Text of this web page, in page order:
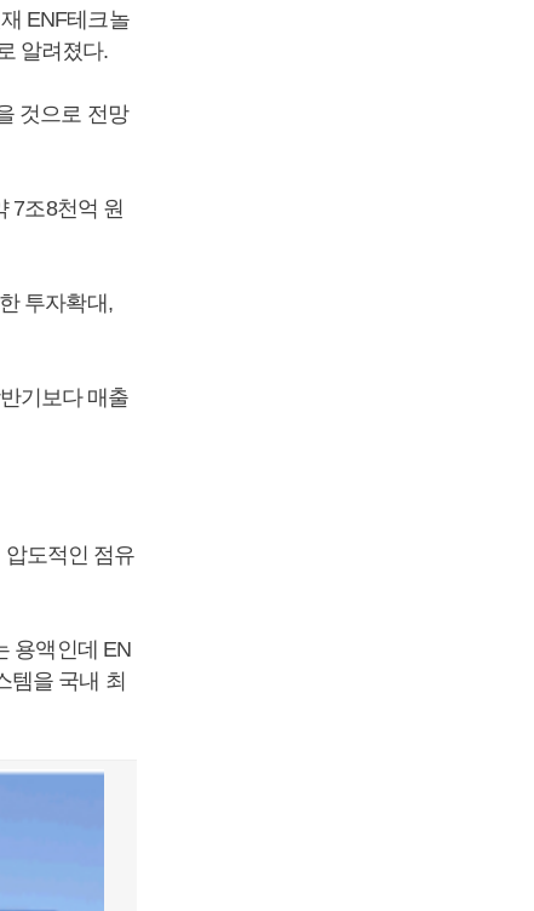
ENF테크놀
알려졌다.
것으로 전망
7조8천억 원
투자확대,
기보다 매출
도적인 점유
용액인데 EN
템을 국내 최